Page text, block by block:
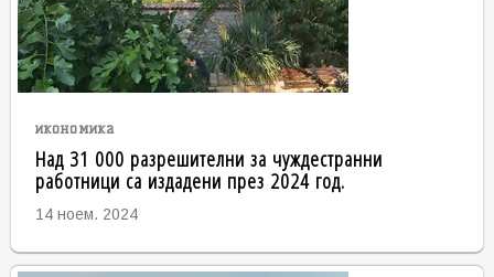
икономика
Над 31 000 разрешителни за чуждестранни
работници са издадени през 2024 год.
14 ноем. 2024